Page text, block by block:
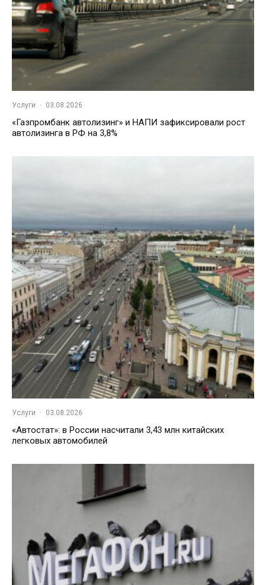
Услуги · 03.08.2026
«Газпромбанк автолизинг» и НАПИ зафиксировали рост
автолизинга в РФ на 3,8%
Услуги · 03.08.2026
«Автостат»: в России насчитали 3,43 млн китайских
легковых автомобилей